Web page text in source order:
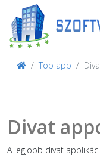
Top app
Divat
A legjobb divat